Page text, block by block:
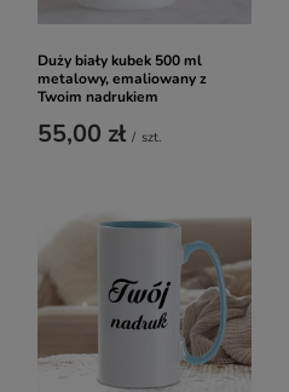
Duży biały kubek 500 ml
metalowy, emaliowany z
Twoim nadrukiem
55,00 zł / szt.